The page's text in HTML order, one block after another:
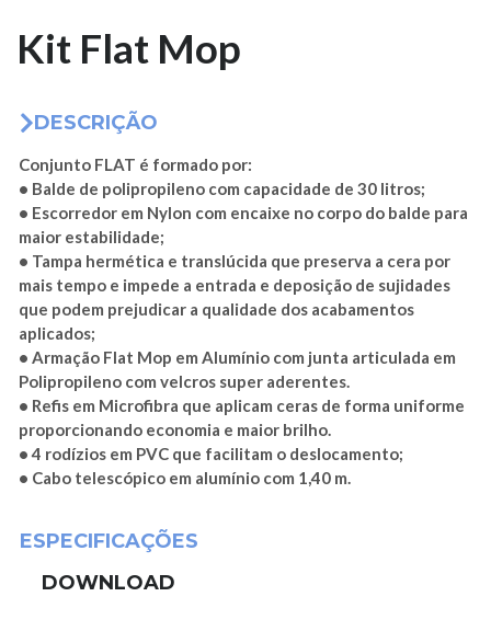
Kit Flat Mop
DESCRIÇÃO
Conjunto FLAT é formado por:
• Balde de polipropileno com capacidade de 30 litros;
• Escorredor em Nylon com encaixe no corpo do balde para
maior estabilidade;
• Tampa hermética e translúcida que preserva a cera por
mais tempo e impede a entrada e deposição de sujidades
que podem prejudicar a qualidade dos acabamentos
aplicados;
• Armação Flat Mop em Alumínio com junta articulada em
Polipropileno com velcros super aderentes.
• Refis em Microfibra que aplicam ceras de forma uniforme
proporcionando economia e maior brilho.
• 4 rodízios em PVC que facilitam o deslocamento;
• Cabo telescópico em alumínio com 1,40 m.
ESPECIFICAÇÕES
DOWNLOAD